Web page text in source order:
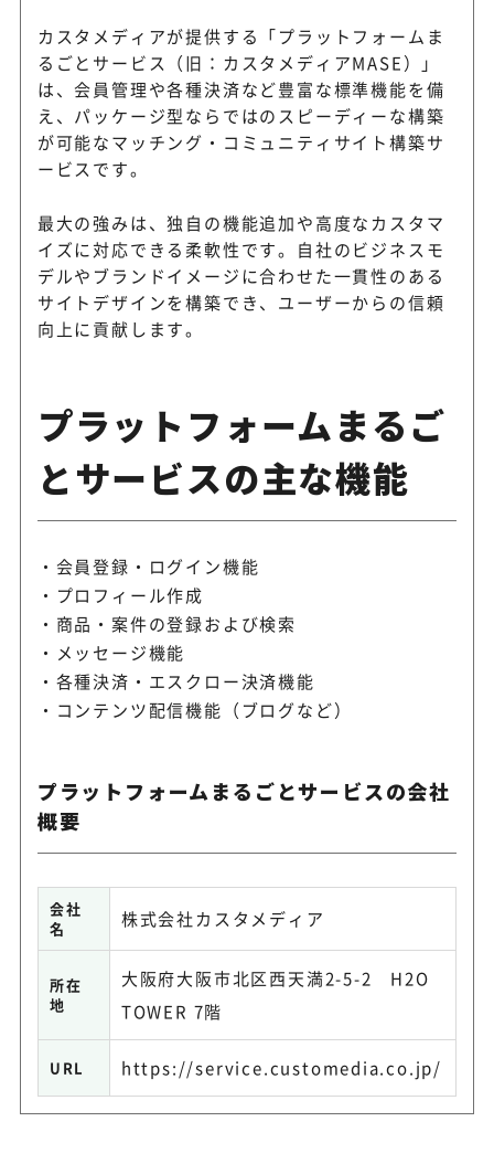
カスタメディアが提供する「プラットフォームま
るごとサービス（旧：カスタメディアMASE）」
は、会員管理や各種決済など豊富な標準機能を備
え、パッケージ型ならではのスピーディーな構築
が可能なマッチング・コミュニティサイト構築サ
ービスです。
最大の強みは、独自の機能追加や高度なカスタマ
イズに対応できる柔軟性です。自社のビジネスモ
デルやブランドイメージに合わせた一貫性のある
サイトデザインを構築でき、ユーザーからの信頼
向上に貢献します。
プラットフォームまるご
とサービスの主な機能
会員登録・ログイン機能
プロフィール作成
商品・案件の登録および検索
メッセージ機能
各種決済・エスクロー決済機能
コンテンツ配信機能（ブログなど）
プラットフォームまるごとサービスの会社
概要
会社
名
株式会社カスタメディア
所在
地
大阪府大阪市北区西天満2-5-2 H2O
TOWER 7階
URL https://service.customedia.co.jp/